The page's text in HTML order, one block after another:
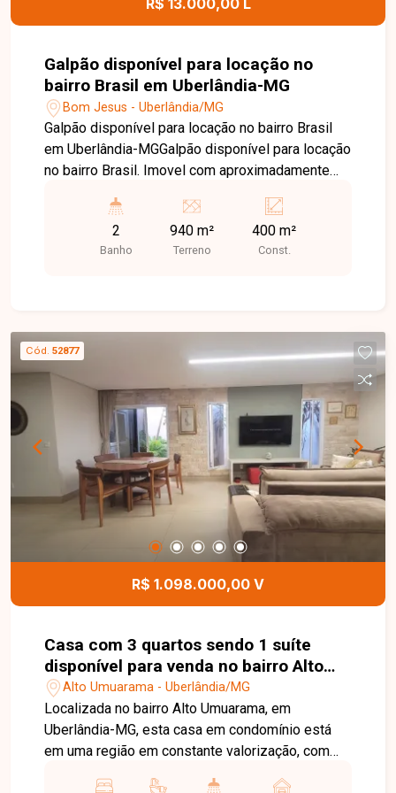
R$ 13.000,00 L
Galpão disponível para locação no
bairro Brasil em Uberlândia-MG
Bom Jesus - Uberlândia/MG
Galpão disponível para locação no bairro Brasil
em Uberlândia-MGGalpão disponível para locação
no bairro Brasil. Imovel com aproximadamente
cobertura semiaberta, além de 02 salas de
escritório e 02 banheiros. Dispõe ainda de
estrutura preparada para lavador de peças e
2
Banho
940 m²
Terreno
400 m²
Const.
Cód. 52877
R$ 1.098.000,00 V
Casa com 3 quartos sendo 1 suíte
disponível para venda no bairro Alto
Umuarama em Uberlândia-MG
Alto Umuarama - Uberlândia/MG
Localizada no bairro Alto Umuarama, em
Uberlândia-MG, esta casa em condomínio está
em uma região em constante valorização, com